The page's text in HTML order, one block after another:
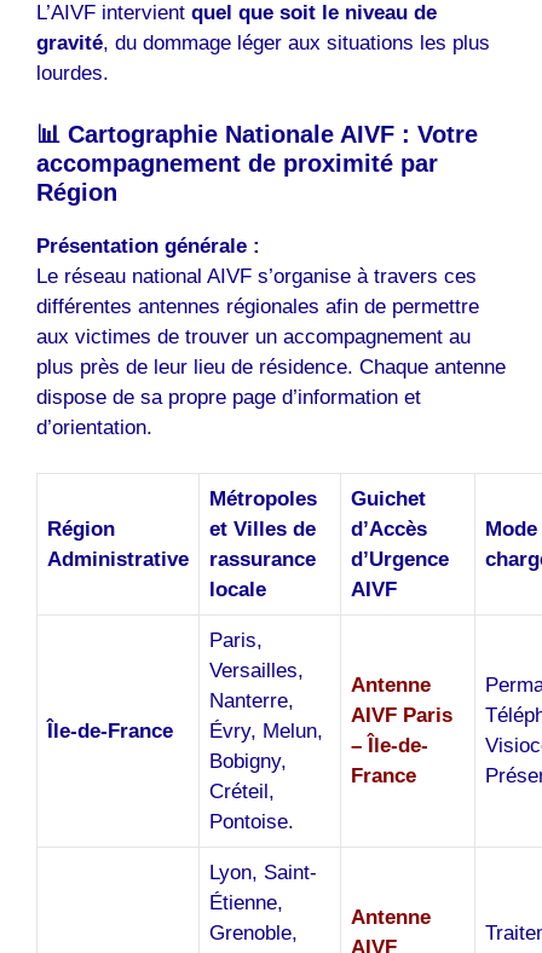
L’AIVF intervient quel que soit le niveau de
gravité, du dommage léger aux situations les plus
lourdes.
📊 Cartographie Nationale AIVF : Votre
accompagnement de proximité par
Région
Présentation générale :
Le réseau national AIVF s’organise à travers ces
différentes antennes régionales afin de permettre
aux victimes de trouver un accompagnement au
plus près de leur lieu de résidence. Chaque antenne
dispose de sa propre page d’information et
d’orientation.
Région
Administrative
Métropoles
et Villes de
rassurance
locale
Guichet
d’Accès
d’Urgence
AIVF
Île-de-France
Paris,
Versailles,
Nanterre,
Évry, Melun,
Bobigny,
Créteil,
Pontoise.
Antenne
AIVF Paris
– Île-de-
France
Lyon, Saint-
Étienne,
Grenoble,
Antenne
AIVF